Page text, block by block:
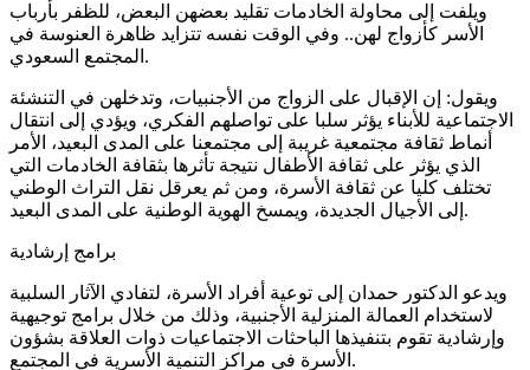
ويلفت إلى محاولة الخادمات تقليد بعضهن البعض، للظفر بأرباب
الأسر كأزواج لهن.. وفي الوقت نفسه تتزايد ظاهرة العنوسة في
المجتمع السعودي.
ويقول: إن الإقبال على الزواج من الأجنبيات، وتدخلهن في التنشئة
الاجتماعية للأبناء يؤثر سلبا على تواصلهم الفكري، ويؤدي إلى انتقال
أنماط ثقافة مجتمعية غريبة إلى مجتمعنا على المدى البعيد، الأمر
الذي يؤثر على ثقافة الأطفال نتيجة تأثرها بثقافة الخادمات التي
تختلف كليا عن ثقافة الأسرة، ومن ثم يعرقل نقل التراث الوطني
إلى الأجيال الجديدة، ويمسخ الهوية الوطنية على المدى البعيد.
برامج إرشادية
ويدعو الدكتور حمدان إلى توعية أفراد الأسرة، لتفادي الآثار السلبية
لاستخدام العمالة المنزلية الأجنبية، وذلك من خلال برامج توجيهية
وإرشادية تقوم بتنفيذها الباحثات الاجتماعيات ذوات العلاقة بشؤون
الأسرة في مراكز التنمية الأسرية في المجتمع.